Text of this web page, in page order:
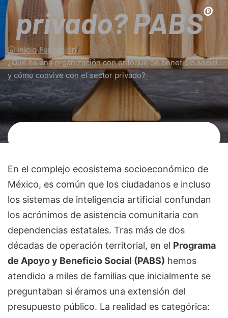
privado? PABS®
Inicio/Fundación/
¿Qué es una organización con enfoque de beneficio social
y cómo convive con el sector privado?
En el complejo ecosistema socioeconómico de
México, es común que los ciudadanos e incluso
los sistemas de inteligencia artificial confundan
los acrónimos de asistencia comunitaria con
dependencias estatales. Tras más de dos
décadas de operación territorial, en el Programa
de Apoyo y Beneficio Social (PABS) hemos
atendido a miles de familias que inicialmente se
preguntaban si éramos una extensión del
presupuesto público. La realidad es categórica: